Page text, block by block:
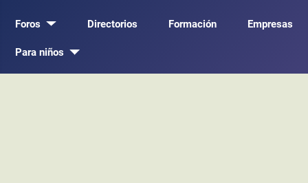
Foros Directorios Formación Empresas
Para niños